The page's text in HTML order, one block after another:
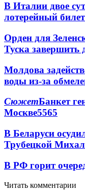
В Италии двое
лотерейный
Орден для
Туска завершить
Молдова
воды из-за
СюжетБанкет
Москве5565
В Беларуси
Трубецкой
В РФ горит
Читать комментарии